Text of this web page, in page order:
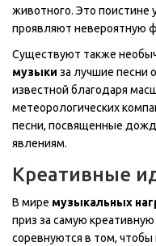
животного. Это поистине
проявляют невероятную
Существуют также
музыки за лучшие песни
известной благодаря
метеорологических
песни, посвященные
явлениям.
Креативные
В мире музыкальных
приз за самую
соревнуются в том,